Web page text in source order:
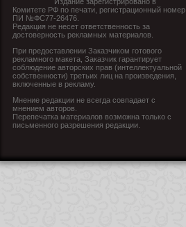
Комитете РФ по печати, регистрационный номер
ПИ №ФС77-26476.
Редакция не несет ответственность за
достоверность рекламных материалов.
При предоставлении Заказчиком готового
рекламного макета, Заказчик гарантирует
соблюдение авторских прав (интеллектуальной
собственности) третьих лиц на произведения,
включенные в рекламу.
Мнение редакции не всегда совпадает с
мнением авторов.
Перепечатка материалов возможна только с
письменного разрешения редакции.